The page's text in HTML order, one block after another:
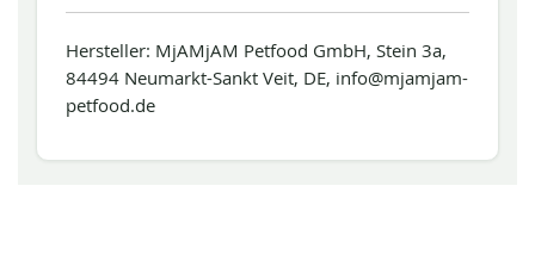
Hersteller: MjAMjAM Petfood GmbH, Stein 3a,
84494 Neumarkt-Sankt Veit, DE, info@mjamjam-
petfood.de